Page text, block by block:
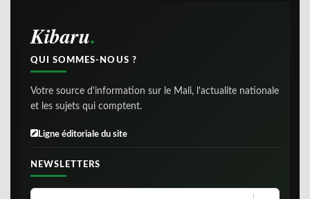
Kibaru
QUI SOMMES-NOUS ?
Votre source d'information sur le Mali, l'actualite nationale
et les sujets qui comptent.
Ligne éditoriale du site
NEWSLETTERS